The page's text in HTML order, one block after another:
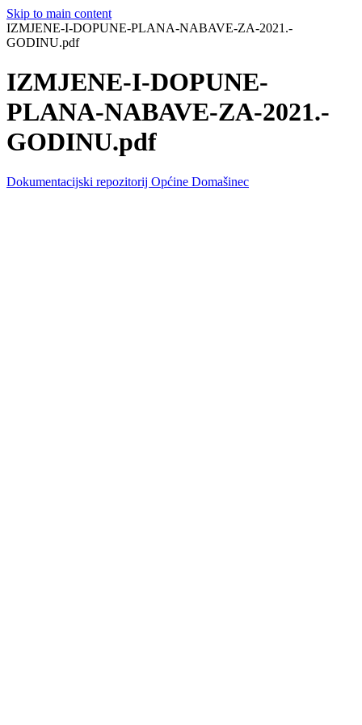
Skip to main content
IZMJENE-I-DOPUNE-PLANA-NABAVE-ZA-2021.-
GODINU.pdf
IZMJENE-I-DOPUNE-
PLANA-NABAVE-ZA-2021.-
GODINU.pdf
Dokumentacijski repozitorij Općine Domašinec